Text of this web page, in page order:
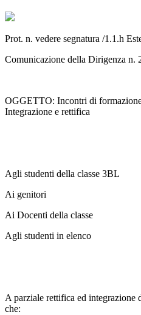
Prot. n. vedere segnatura /1.1.h
Comunicazione della Dirigenza n.
OGGETTO: Incontri di
Integrazione e rettifica
Agli studenti della classe 3BL
Ai genitori
Ai Docenti della classe
Agli studenti in elenco
A parziale rettifica ed integrazione
che: